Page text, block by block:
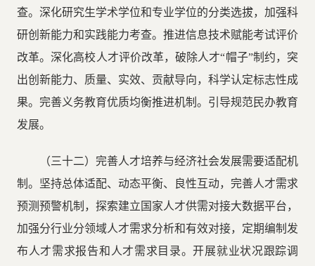
查。深化研究生学术学位和专业学位的分类选拔，加强科
研创新能力和实践能力考查。推进信息技术赋能考试评价
改革。深化高校人才评价改革，破除人才“帽子”制约，突
出创新能力、质量、实效、贡献导向，科学认定标志性成
果。完善义务教育优质均衡推进机制。引导规范民办教育
发展。
（三十二）完善人才培养与经济社会发展需要适配机
制。坚持总体适配、动态平衡、良性互动，完善人才需求
预测预警机制，探索建立国家人才供需对接大数据平台，
加强分行业分领域人才需求分析和有效对接，定期编制发
布人才需求报告和人才需求目录。开展就业状况跟踪调